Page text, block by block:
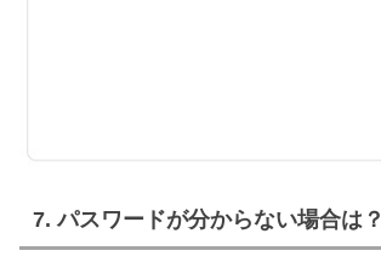
7. パスワードが分からない場合は？